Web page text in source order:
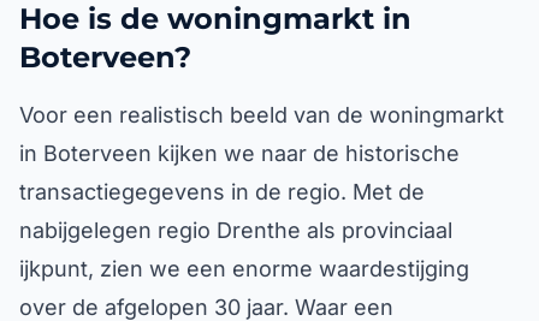
Hoe is de woningmarkt in
Boterveen?
Voor een realistisch beeld van de woningmarkt
in Boterveen kijken we naar de historische
transactiegegevens in de regio. Met de
nabijgelegen regio Drenthe als provinciaal
ijkpunt, zien we een enorme waardestijging
over de afgelopen 30 jaar. Waar een